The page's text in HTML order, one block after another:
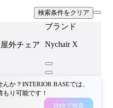
検索条件をクリア
外チェア
ブランド
Nychair X
か？INTERIOR BASEでは、
り可能です！
Webで検索